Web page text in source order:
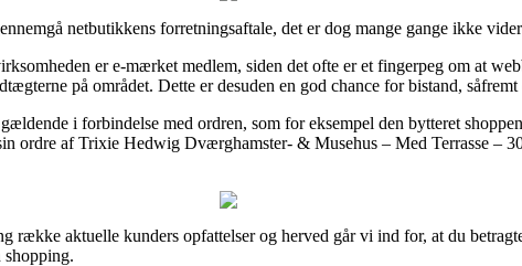
netbutikkens forretningsaftale, det er dog mange gange ikke
er e-mærket medlem, siden det ofte er et fingerpeg om at
på området. Dette er desuden en god chance for bistand,
i forbindelse med ordren, som for eksempel den bytteret
ordre af Trixie Hedwig Dværghamster- & Musehus – Med Terrasse –
række aktuelle kunders opfattelser og herved går vi ind for, at du